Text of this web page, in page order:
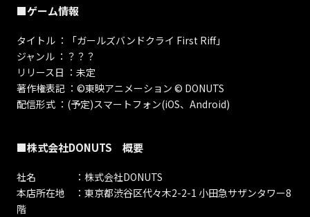
■ゲーム情報
タイトル ：「ガールズバンドクライ First Riff」
ジャンル ：？？？
リリース日 ：未定
著作権表記 ：©東映アニメーション © DONUTS
配信形式 ：(予定)スマートフォン(iOS、Android)
■株式会社DONUTS 概要
社名 ：株式会社DONUTS
本店所在地 ：東京都渋谷区代々木2-2-1 小田急サザンタワー8
階